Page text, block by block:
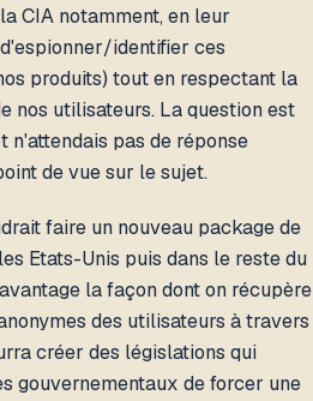
CIA notamment, en leur
identifier ces
produits) tout en respectant la
nos utilisateurs. La question est
n'attendais pas de réponse
de vue sur le sujet.
faire un nouveau package de
Etats-Unis puis dans le reste du
la façon dont on récupère
des utilisateurs à travers
créer des législations qui
gouvernementaux de forcer une